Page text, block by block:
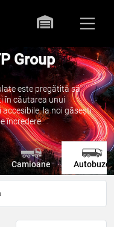
Group
este pregătită să
în căutarea unui
la noi găsești
încredere.
Camioane Autobuze